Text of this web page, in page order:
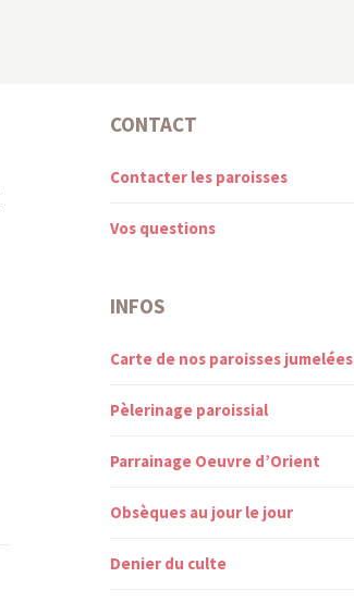
CONTACT
Contacter les paroisses
Vos questions
INFOS
Carte de nos paroisses jumelées
Pèlerinage paroissial
Parrainage Oeuvre d’Orient
Obsèques au jour le jour
Denier du culte